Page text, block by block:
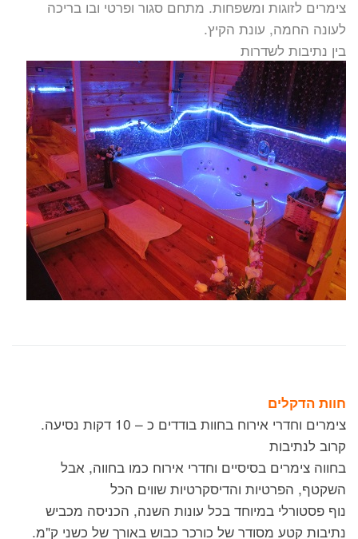
צימרים לזוגות ומשפחות. מתחם סגור ופרטי ובו בריכה
לעונה החמה, עונת הקיץ.
בין נתיבות לשדרות
חוות הדקלים
צימרים וחדרי אירוח בחוות בודדים כ – 10 דקות נסיעה.
קרוב לנתיבות
בחווה צימרים בסיסיים וחדרי אירוח כמו בחווה, אבל
השקטף, הפרטיות והדיסקרטיות שווים הכל
נוף פסטורלי במיוחד בכל עונות השנה, הכניסה מכביש
נתיבות קטע מסודר של כורכר כבוש באורך של כשני ק"מ.